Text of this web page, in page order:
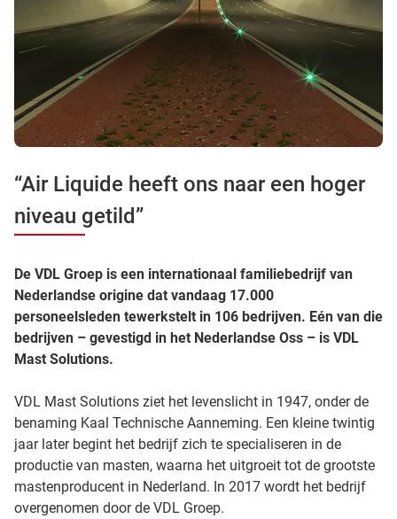
“Air Liquide heeft ons naar een hoger
niveau getild”
De VDL Groep is een internationaal familiebedrijf van
Nederlandse origine dat vandaag 17.000
personeelsleden tewerkstelt in 106 bedrijven. Eén van die
bedrijven – gevestigd in het Nederlandse Oss – is VDL
Mast Solutions.
VDL Mast Solutions ziet het levenslicht in 1947, onder de
benaming Kaal Technische Aanneming. Een kleine twintig
jaar later begint het bedrijf zich te specialiseren in de
productie van masten, waarna het uitgroeit tot de grootste
mastenproducent in Nederland. In 2017 wordt het bedrijf
overgenomen door de VDL Groep.